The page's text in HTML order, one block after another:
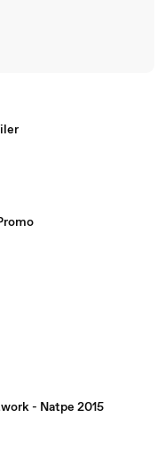
- Natpe 2015